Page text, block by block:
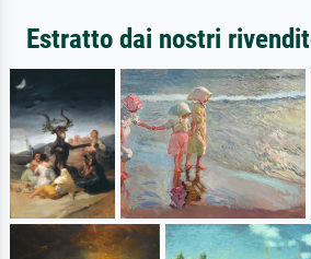
Estratto dai nostri